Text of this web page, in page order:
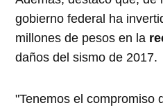
gobierno federal ha
millones de pesos en la
daños del sismo de 2017.
"Tenemos el compromiso